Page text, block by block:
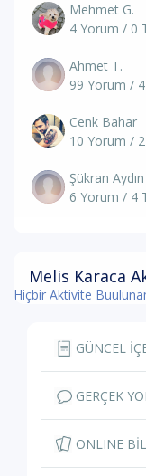
Mehmet G.
4 Yorum / 0
Ahmet T.
99 Yorum /
Cenk Bahar
10 Yorum /
Şükran Aydın
6 Yorum / 4
Melis Karaca
Hiçbir Aktivite
GÜNCEL
GERÇEK
ONLINE